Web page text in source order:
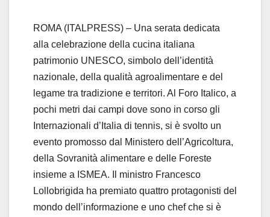
y
V
i
d
e
o
ROMA (ITALPRESS) – Una serata dedicata
alla celebrazione della cucina italiana
patrimonio UNESCO, simbolo dell’identità
nazionale, della qualità agroalimentare e del
legame tra tradizione e territori. Al Foro Italico, a
pochi metri dai campi dove sono in corso gli
Internazionali d’Italia di tennis, si è svolto un
evento promosso dal Ministero dell’Agricoltura,
della Sovranità alimentare e delle Foreste
insieme a ISMEA. Il ministro Francesco
Lollobrigida ha premiato quattro protagonisti del
mondo dell’informazione e uno chef che si è